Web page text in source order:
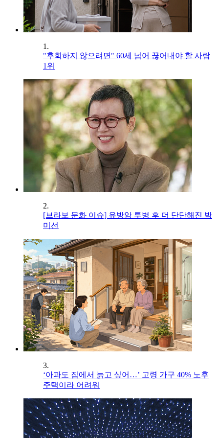
1.
"후회하지 않으려면" 60세 넘어 끊어내야 할 사람
1위
2.
[브라보 문화 이슈] 유방암 투병 후 더 단단해진 박
미선
3.
‘아파도 집에서 늙고 싶어…’ 고령 가구 40% 노후
주택이라 어려워